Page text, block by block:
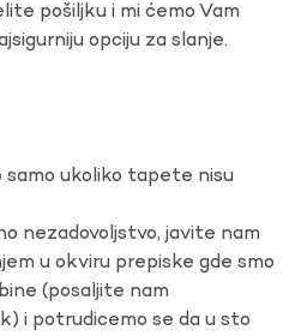
pošiljku i mi ćemo Vam
opciju za slanje.
samo ukoliko tapete nisu
nezadovoljstvo, javite nam
u okviru prepiske gde smo
(posaljite nam
i potrudicemo se da u sto